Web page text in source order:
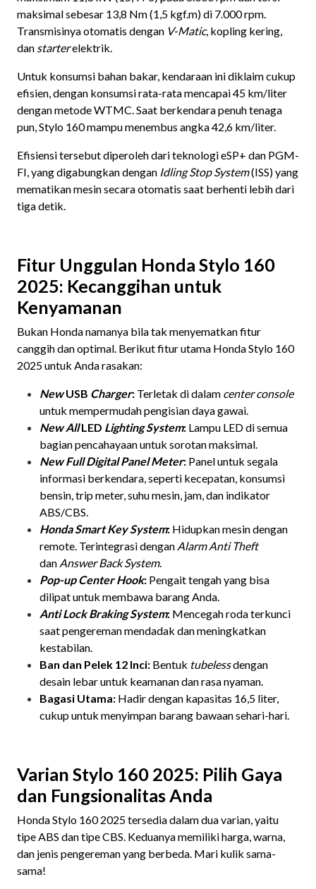
maksimal sebesar 13,8 Nm (1,5 kgf.m) di 7.000 rpm.
Transmisinya otomatis dengan V-Matic, kopling kering,
dan starterelektrik.
Untuk konsumsi bahan bakar, kendaraan ini diklaim cukup
efisien, dengan konsumsi rata-rata mencapai 45 km/liter
dengan metode WTMC. Saat berkendara penuh tenaga
pun, Stylo 160 mampu menembus angka 42,6 km/liter.
Efisiensi tersebut diperoleh dari teknologi eSP+ dan PGM-
FI, yang digabungkan dengan Idling Stop System(ISS) yang
mematikan mesin secara otomatis saat berhenti lebih dari
tiga detik.
Fitur Unggulan Honda Stylo 160
2025: Kecanggihan untuk
Kenyamanan
Bukan Honda namanya bila tak menyematkan fitur
canggih dan optimal. Berikut fitur utama Honda Stylo 160
2025 untuk Anda rasakan:
NewUSB Charger: Terletak di dalam center console
untuk mempermudah pengisian daya gawai.
New AllLED Lighting System: Lampu LED di semua
bagian pencahayaan untuk sorotan maksimal.
New Full Digital Panel Meter: Panel untuk segala
informasi berkendara, seperti kecepatan, konsumsi
bensin, trip meter, suhu mesin, jam, dan indikator
ABS/CBS.
Honda Smart Key System: Hidupkan mesin dengan
remote. Terintegrasi dengan Alarm Anti Theft
dan Answer Back System.
Pop-up Center Hook: Pengait tengah yang bisa
dilipat untuk membawa barang Anda.
Anti Lock Braking System: Mencegah roda terkunci
saat pengereman mendadak dan meningkatkan
kestabilan.
Ban dan Pelek 12 Inci: Bentuk tubelessdengan
desain lebar untuk keamanan dan rasa nyaman.
Bagasi Utama: Hadir dengan kapasitas 16,5 liter,
cukup untuk menyimpan barang bawaan sehari-hari.
Varian Stylo 160 2025: Pilih Gaya
dan Fungsionalitas Anda
Honda Stylo 160 2025 tersedia dalam dua varian, yaitu
tipe ABS dan tipe CBS. Keduanya memiliki harga, warna,
dan jenis pengereman yang berbeda. Mari kulik sama-
sama!